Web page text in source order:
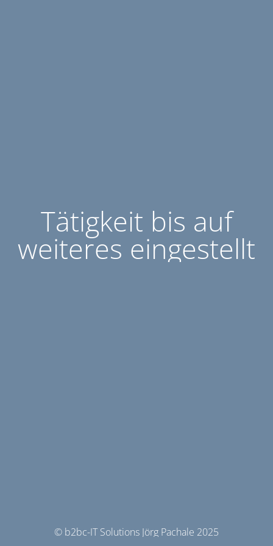
Tätigkeit bis auf
weiteres eingestellt
© b2bc-IT Solutions Jörg Pachale 2025